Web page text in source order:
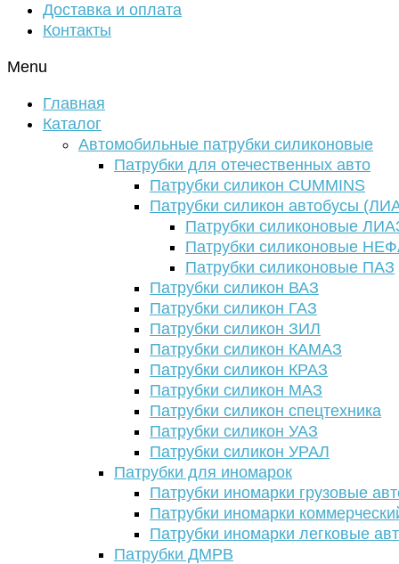
Доставка и оплата
Контакты
Menu
Главная
Каталог
Автомобильные патрубки силиконовые
Патрубки для отечественных авто
Патрубки силикон CUMMINS
Патрубки силикон автобусы
Патрубки силиконовые
Патрубки силиконовые
Патрубки силиконовые ПАЗ
Патрубки силикон ВАЗ
Патрубки силикон ГАЗ
Патрубки силикон ЗИЛ
Патрубки силикон КАМАЗ
Патрубки силикон КРАЗ
Патрубки силикон МАЗ
Патрубки силикон спецтехника
Патрубки силикон УАЗ
Патрубки силикон УРАЛ
Патрубки для иномарок
Патрубки иномарки грузовые
Патрубки иномарки
Патрубки иномарки легковые
Патрубки ДМРВ